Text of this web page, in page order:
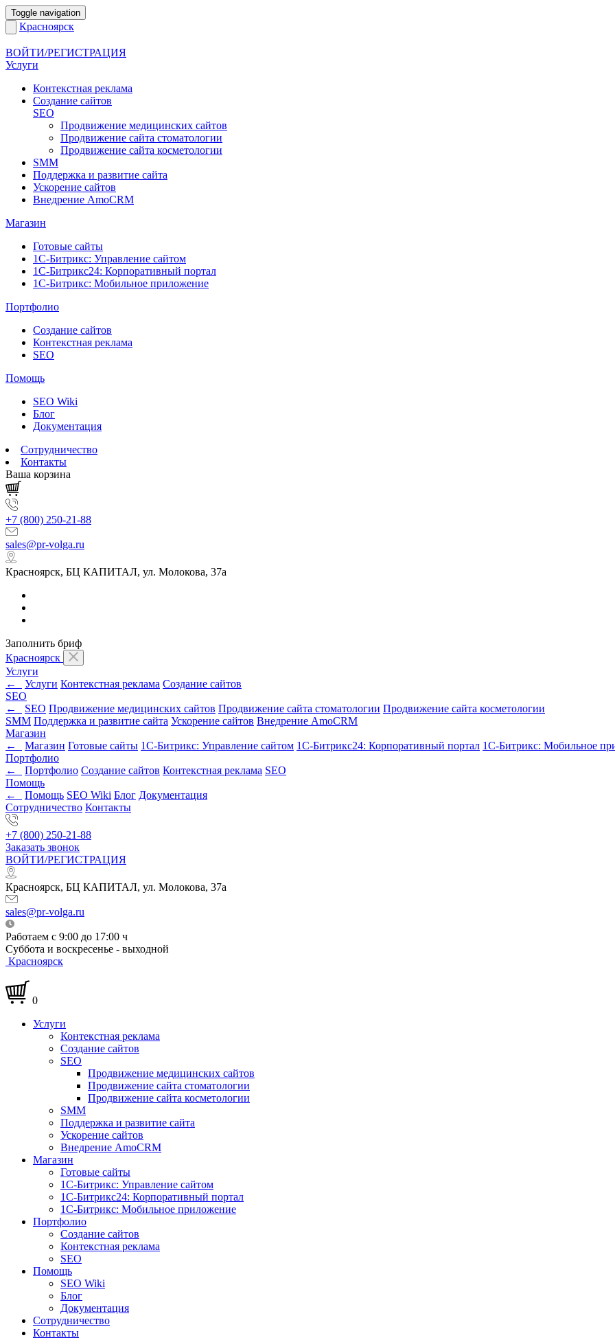
Toggle navigation
Красноярск
ВОЙТИ/РЕГИСТРАЦИЯ
Услуги
Контекстная реклама
Создание сайтов
SEO
Продвижение медицинских сайтов
Продвижение сайта стоматологии
Продвижение сайта косметологии
SMM
Поддержка и развитие сайта
Ускорение сайтов
Внедрение AmoCRM
Магазин
Готовые сайты
1С-Битрикс: Управление сайтом
1С-Битрикс24: Корпоративный портал
1С-Битрикс: Мобильное приложение
Портфолио
Создание сайтов
Контекстная реклама
SEO
Помощь
SEO Wiki
Блог
Документация
Сотрудничество
Контакты
Ваша корзина
+7 (800) 250-21-88
sales@pr-volga.ru
Красноярск, БЦ КАПИТАЛ, ул. Молокова, 37а
Заполнить бриф
Красноярск
Услуги
←
Услуги Контекстная реклама Создание сайтов
SEO
←
SEO Продвижение медицинских сайтов Продвижение сайта стоматологии Продвижение сайта косметологии
SMM Поддержка и развитие сайта Ускорение сайтов Внедрение AmoCRM
Магазин
←
Магазин Готовые сайты 1С-Битрикс: Управление сайтом 1С-Битрикс24: Корпоративный портал 1С-Битрикс: Мобильное
Портфолио
←
Портфолио Создание сайтов Контекстная реклама SEO
Помощь
←
Помощь SEO Wiki Блог Документация
Сотрудничество Контакты
+7 (800) 250-21-88
Заказать звонок
ВОЙТИ/РЕГИСТРАЦИЯ
Красноярск, БЦ КАПИТАЛ, ул. Молокова, 37а
sales@pr-volga.ru
Работаем с 9:00 до 17:00 ч
Суббота и воскресенье - выходной
Красноярск
0
Услуги
Контекстная реклама
Создание сайтов
SEO
Продвижение медицинских сайтов
Продвижение сайта стоматологии
Продвижение сайта косметологии
SMM
Поддержка и развитие сайта
Ускорение сайтов
Внедрение AmoCRM
Магазин
Готовые сайты
1С-Битрикс: Управление сайтом
1С-Битрикс24: Корпоративный портал
1С-Битрикс: Мобильное приложение
Портфолио
Создание сайтов
Контекстная реклама
SEO
Помощь
SEO Wiki
Блог
Документация
Сотрудничество
Контакты